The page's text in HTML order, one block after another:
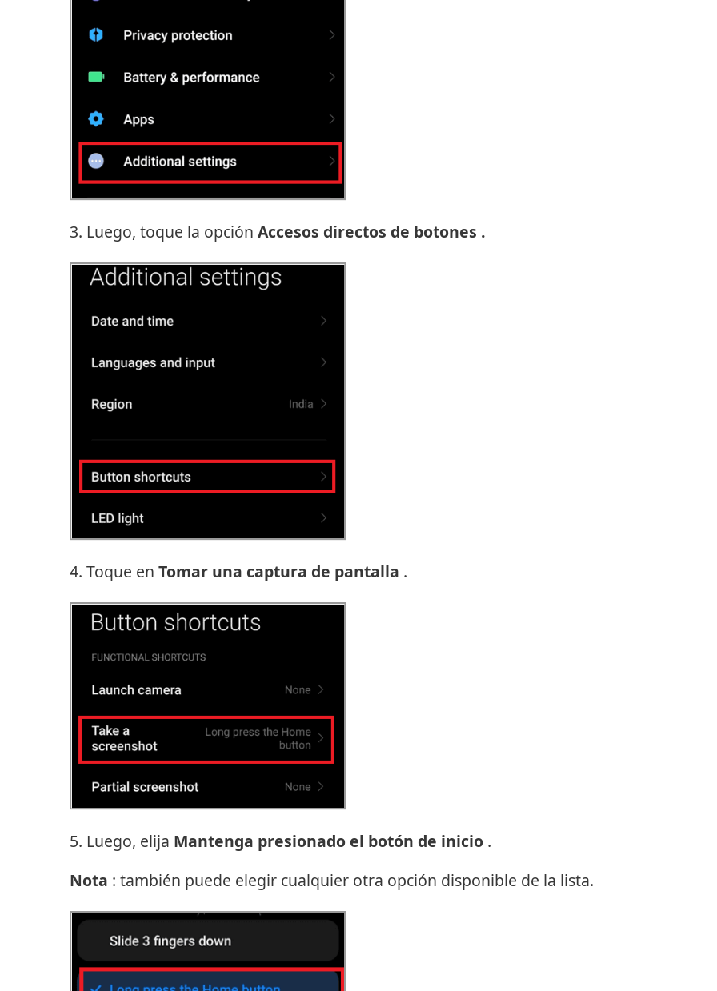
3. Luego, toque la opción Accesos directos de botones .
4. Toque en Tomar una captura de pantalla .
5. Luego, elija Mantenga presionado el botón de inicio .
Nota : también puede elegir cualquier otra opción disponible de la lista.